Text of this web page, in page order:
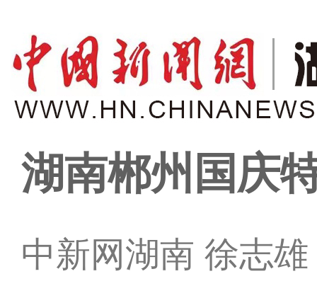
湖南郴州国庆
中新网湖南 徐志